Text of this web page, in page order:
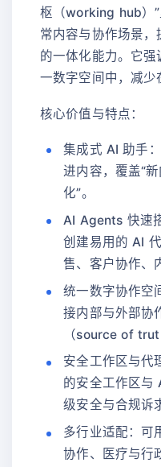
枢（working hub）
常内容与协作场景
的一体化能力。它
一数字空间中，减少
核心价值与特点：
集成式 AI 助手
进内容，覆盖“
化”。
AI Agents 快速
创建易用的 AI
售、客户协作、
统一数字协作空
接内部与外部协
（source of
安全工作区与代
的安全工作区与
级安全与合规诉
多行业适配：可
协作、医疗与行